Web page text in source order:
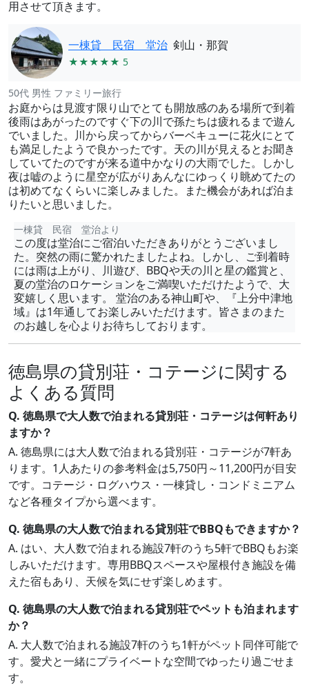
用させて頂きます。
一棟貸 民宿 堂治 剣山・那賀
★★★★★ 5
50代 男性 ファミリー旅行
お庭からは見渡す限り山でとても開放感のある場所で到着
後雨はあがったのですぐ下の川で孫たちは疲れるまで遊ん
でいました。川から戻ってからバーベキューに花火にとて
も満足したようで良かったです。天の川が見えるとお聞き
していてたのですが来る道中かなりの大雨でした。しかし
夜は嘘のように星空が広がりあんなにゆっくり眺めてたの
は初めてなくらいに楽しみました。また機会があれば泊ま
りたいと思いました。
一棟貸 民宿 堂治より
この度は堂治にご宿泊いただきありがとうございまし
た。突然の雨に驚かれたましたよね。しかし、ご到着時
には雨は上がり、川遊び、BBQや天の川と星の鑑賞と、
夏の堂治のロケーションをご満喫いただけたようで、大
変嬉しく思います。 堂治のある神山町や、『上分中津地
域』は1年通してお楽しみいただけます。皆さまのまた
のお越しを心よりお待ちしております。
徳島県の貸別荘・コテージに関する
よくある質問
Q. 徳島県で大人数で泊まれる貸別荘・コテージは何軒あり
ますか？
A. 徳島県には大人数で泊まれる貸別荘・コテージが7軒あ
ります。1人あたりの参考料金は5,750円～11,200円が目安
です。コテージ・ログハウス・一棟貸し・コンドミニアム
など各種タイプから選べます。
Q. 徳島県の大人数で泊まれる貸別荘でBBQもできますか？
A. はい、大人数で泊まれる施設7軒のうち5軒でBBQもお楽
しみいただけます。専用BBQスペースや屋根付き施設を備
えた宿もあり、天候を気にせず楽しめます。
Q. 徳島県の大人数で泊まれる貸別荘でペットも泊まれます
か？
A. 大人数で泊まれる施設7軒のうち1軒がペット同伴可能で
す。愛犬と一緒にプライベートな空間でゆったり過ごせま
す。